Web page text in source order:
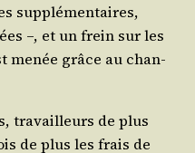
sup­plé­men­taires,
–, et un frein sur les
menée grâce au chan­
tra­vailleurs de plus
de plus les frais de